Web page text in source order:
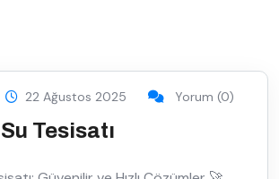
22 Ağustos 2025 Yorum (0)
Tesisatı